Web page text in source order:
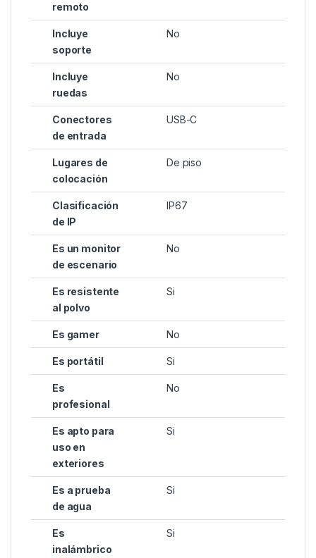
remoto
Incluye
soporte
No
Incluye
ruedas
No
Conectores
de entrada
USB-C
Lugares de
colocación
De piso
Clasificación
de IP
IP67
Es un monitor
de escenario
No
Es resistente
al polvo
Si
Es gamer No
Es portátil Si
Es
profesional
No
Es apto para
uso en
exteriores
Si
Es a prueba
de agua
Si
Es
inalámbrico
Si